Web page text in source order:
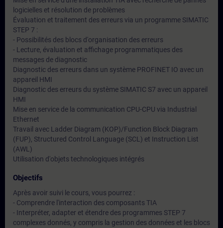
logicielles et résolution de problèmes
Évaluation et traitement des erreurs via un programme SIMATIC
STEP 7 :
- Possibilités des blocs d'organisation des erreurs
- Lecture, évaluation et affichage programmatiques des
messages de diagnostic
Diagnostic des erreurs dans un système PROFINET IO avec un
appareil HMI
Diagnostic des erreurs du système SIMATIC S7 avec un appareil
HMI
Mise en service de la communication CPU-CPU via Industrial
Ethernet
Travail avec Ladder Diagram (KOP)/Function Block Diagram
(FUP), Structured Control Language (SCL) et Instruction List
(AWL)
Utilisation d'objets technologiques intégrés
Objectifs
Après avoir suivi le cours, vous pourrez :
- Comprendre l'interaction des composants TIA
- Interpréter, adapter et étendre des programmes STEP 7
complexes donnés, y compris la gestion des données et les blocs